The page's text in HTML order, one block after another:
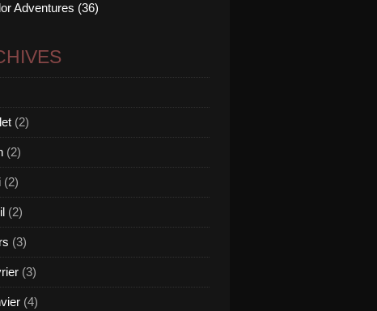
Adventures (36)
(2)
(2)
(2)
(2)
(3)
(3)
(4)